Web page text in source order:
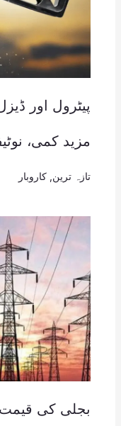
مزید کمی،
تازہ ترین کاروبار
بجلی کی قیمت